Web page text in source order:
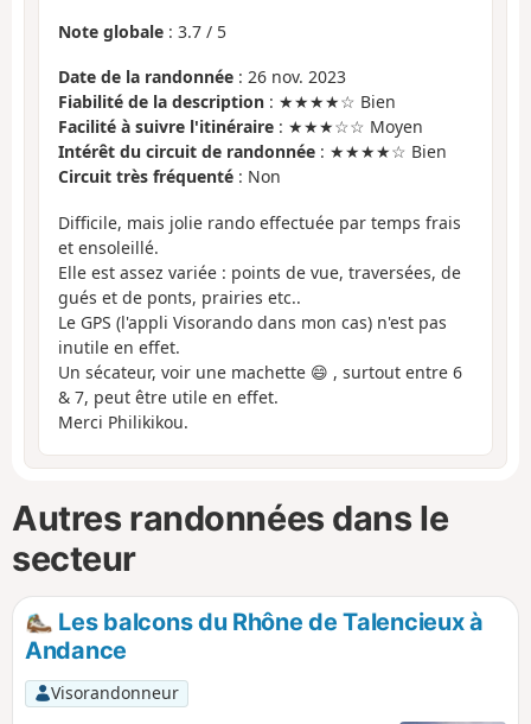
Note globale : 3.7 / 5
Date de la randonnée : 26 nov. 2023
Fiabilité de la description : ★★★★☆ Bien
Facilité à suivre l'itinéraire : ★★★☆☆ Moyen
Intérêt du circuit de randonnée : ★★★★☆ Bien
Circuit très fréquenté : Non
Difficile, mais jolie rando effectuée par temps frais
et ensoleillé.
Elle est assez variée : points de vue, traversées, de
gués et de ponts, prairies etc..
Le GPS (l'appli Visorando dans mon cas) n'est pas
inutile en effet.
Un sécateur, voir une machette 😄 , surtout entre 6
& 7, peut être utile en effet.
Merci Philikikou.
Autres randonnées dans le
secteur
Les balcons du Rhône de Talencieux à
Andance
Visorandonneur